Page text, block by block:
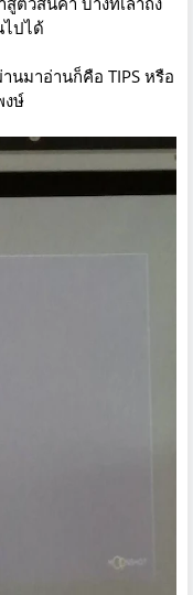
ไปได้
นมาอ่านก็คือ TIPS หรือ
งษ์